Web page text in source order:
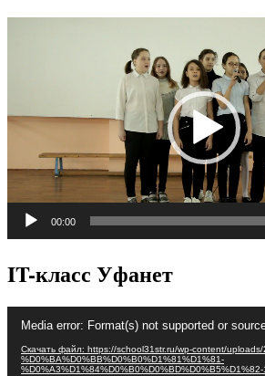
00:00
IT-класс Уфанет
Видеоплеер
Media error: Format(s) not supported or
Скачать файл: https://school31str.ru/wp-content/
%D0%BA%D0%BB%D0%B0%D1%81%D1%81-